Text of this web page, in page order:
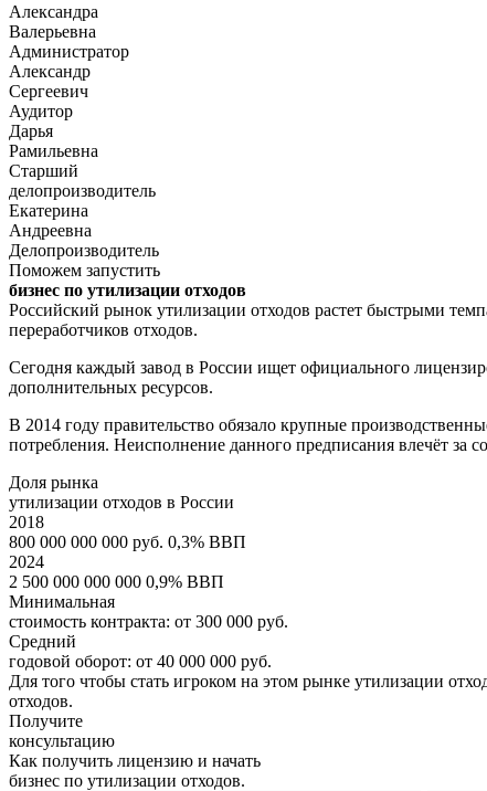
Александра
Валерьевна
Администратор
Александр
Сергеевич
Аудитор
Дарья
Рамильевна
Старший
делопроизводитель
Екатерина
Андреевна
Делопроизводитель
Поможем запустить
бизнес по утилизации отходов
Российский рынок утилизации отходов растет быстрыми
переработчиков отходов.
Сегодня каждый завод в России ищет официального
дополнительных ресурсов.
В 2014 году правительство обязало крупные
потребления. Неисполнение данного предписания влечёт за
Доля рынка
утилизации отходов в России
2018
800 000 000 000 руб. 0,3% ВВП
2024
2 500 000 000 000 0,9% ВВП
Минимальная
стоимость контракта: от 300 000 руб.
Средний
годовой оборот: от 40 000 000 руб.
Для того чтобы стать игроком на этом рынке утилизации
отходов.
Получите
консультацию
Как получить лицензию и начать
бизнес по утилизации отходов.